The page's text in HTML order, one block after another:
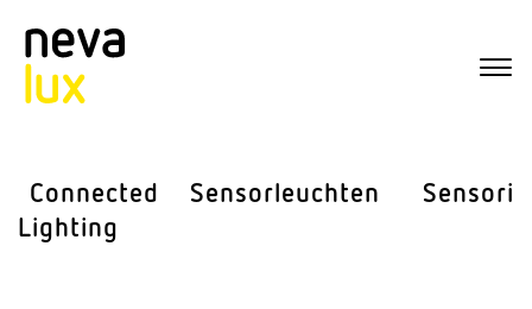
Connected
Lighting
Sensor­leuchten Sensorik